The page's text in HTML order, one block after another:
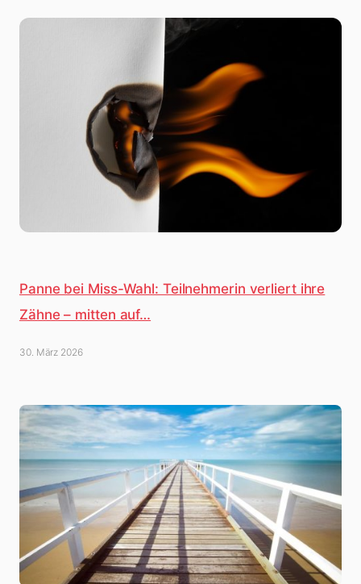
Panne bei Miss-Wahl: Teilnehmerin verliert ihre
Zähne – mitten auf…
30. März 2026